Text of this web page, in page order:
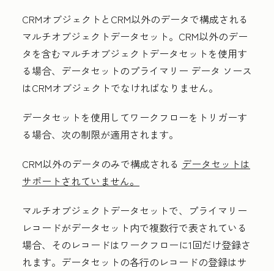
CRMオブジェクトとCRM以外のデータで構成される
マルチオブジェクトデータセット。CRM以外のデー
タを含むマルチオブジェクトデータセットを使用す
る場合、データセットのプライマリー データ ソース
はCRMオブジェクトでなければなりません。
データセットを使用してワークフローをトリガーす
る場合、次の制限が適用されます。
CRM以外のデータのみで構成される データセットは
サポートされていません。
マルチオブジェクトデータセットで、プライマリー
レコードがデータセット内で複数行で表されている
場合、そのレコードはワークフローに1回だけ登録さ
れます。データセットの各行のレコードの登録はサ